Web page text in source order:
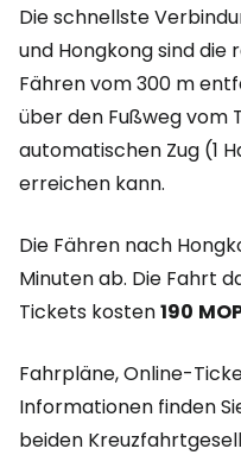
Die schnellste
und Hongkong sind
Fähren vom 300 m
über den Fußweg vom
automatischen Zug (1
erreichen kann.
Die Fähren nach
Minuten ab. Die Fahrt
Tickets kosten190
Fahrpläne, Online-
Informationen finden
beiden